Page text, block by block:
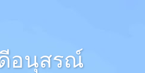
อนุสรณ์